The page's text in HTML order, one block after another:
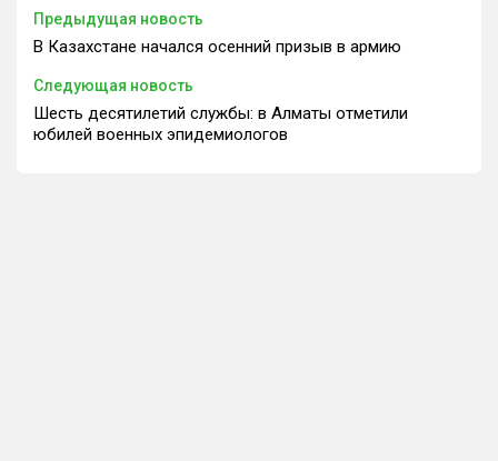
Предыдущая новость
В Казахстане начался осенний призыв в армию
Следующая новость
Шесть десятилетий службы: в Алматы отметили
юбилей военных эпидемиологов